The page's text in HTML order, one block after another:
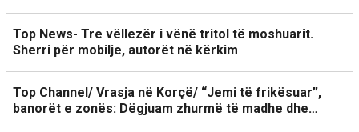
Top News- Tre vëllezër i vënë tritol të moshuarit.
Sherri për mobilje, autorët në kërkim
Top Channel/ Vrasja në Korçë/ “Jemi të frikësuar”,
banorët e zonës: Dëgjuam zhurmë të madhe dhe…